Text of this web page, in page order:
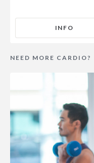
INFO
NEED MORE CARDIO?